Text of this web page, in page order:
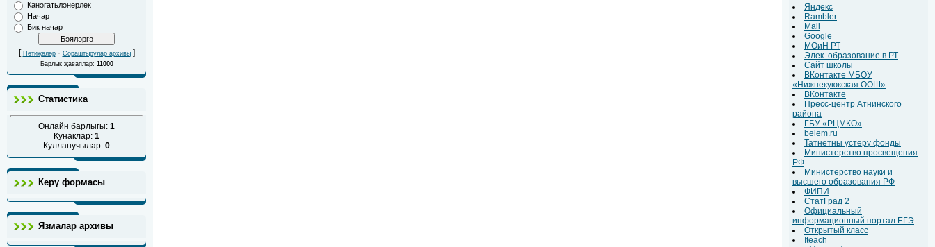
Канәгатьләнерлек
Начар
Бик начар
[ Нәтиҗәләр· Сораштырулар архивы]
Барлык җаваплар: 11000
Статистика
Онлайн барлыгы: 1
Кунаклар: 1
Кулланучылар: 0
Керү формасы
Язмалар архивы
Яндекс
Rambler
Mail
Google
МОиН РТ
Элек. образование в РТ
Сайт школы
ВКонтакте МБОУ
«Нижнекуюкская ООШ»
ВКонтакте
Пресс-центр Атнинского
района
ГБУ «РЦМКО»
belem.ru
Татнетны үстерү фонды
Министерство просвещения
РФ
Министерство науки и
высшего образования РФ
ФИПИ
СтатГрад 2
Официальный
информационный портал ЕГЭ
Открытый класс
Iteach